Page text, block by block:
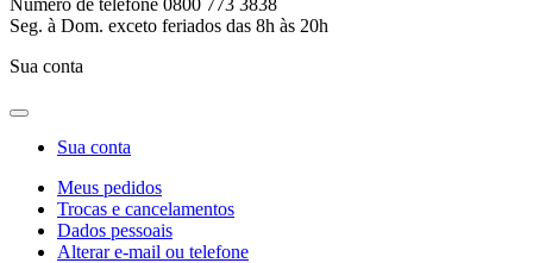
Seg. à Dom. exceto feriados das 8h às 20h
Sua conta
Sua conta
Meus pedidos
Trocas e cancelamentos
Dados pessoais
Alterar e-mail ou telefone